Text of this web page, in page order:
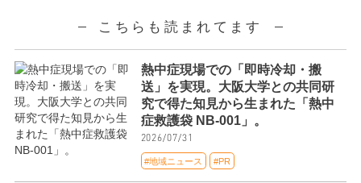
こちらも読まれてます
熱中症現場での「即時冷却・搬
送」を実現。大阪大学との共同研
究で得た知見から生まれた「熱中
症救護袋 NB-001」。
2026/07/31
#地域ニュース #PR